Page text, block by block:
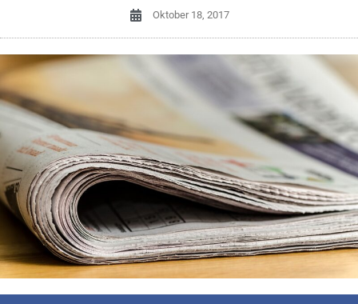
Oktober 18, 2017